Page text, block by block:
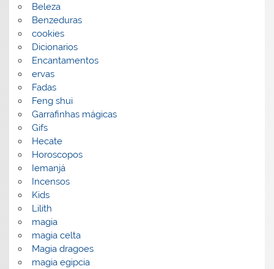
Beleza
Benzeduras
cookies
Dicionarios
Encantamentos
ervas
Fadas
Feng shui
Garrafinhas mágicas
Gifs
Hecate
Horoscopos
Iemanjá
Incensos
Kids
Lilith
magia
magia celta
Magia dragoes
magia egipcia